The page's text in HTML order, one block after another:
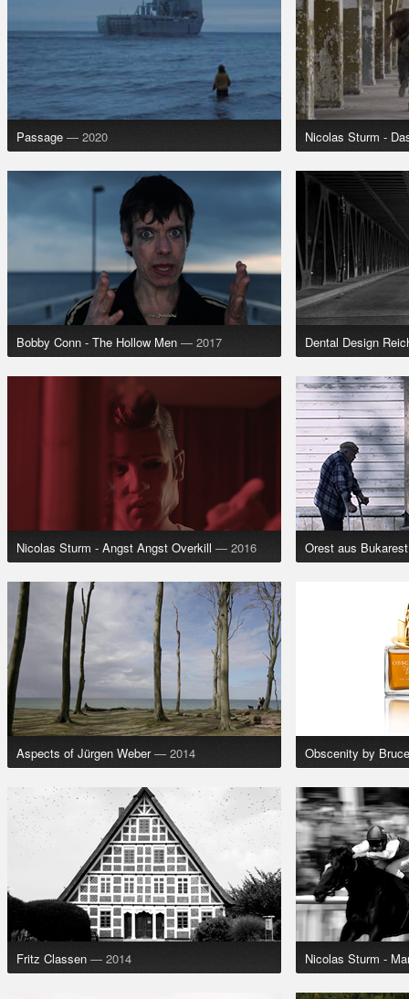
Passage — 2020 Nicolas Sturm -
Bobby Conn - The Hollow Men — 2017 Dental Design
Nicolas Sturm - Angst Angst Overkill — 2016 Orest aus
Aspects of Jürgen Weber — 2014 Obscenity by
Fritz Classen — 2014 Nicolas Sturm -